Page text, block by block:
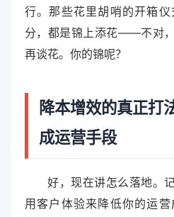
行。那些花里胡哨的开箱
分，都是锦上添花——不对，
再谈花。你的锦呢？
降本增效的真正打
成运营手段
好，现在讲怎么落地。
用客户体验来降低你的运